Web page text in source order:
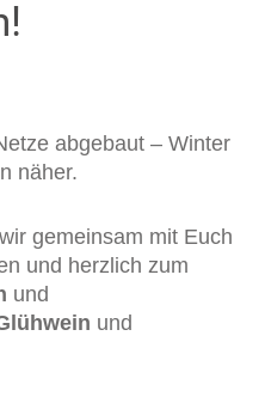
abgebaut – Winter
näher.
gemeinsam mit Euch
und herzlich zum
und
und